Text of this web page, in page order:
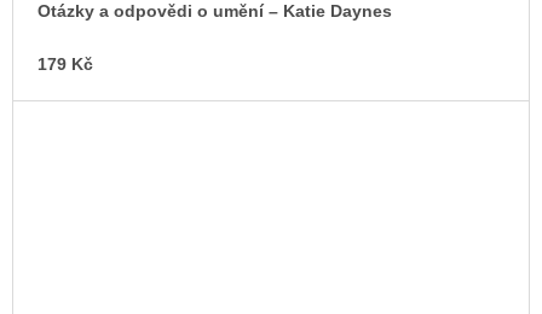
Otázky a odpovědi o umění – Katie Daynes
179 Kč